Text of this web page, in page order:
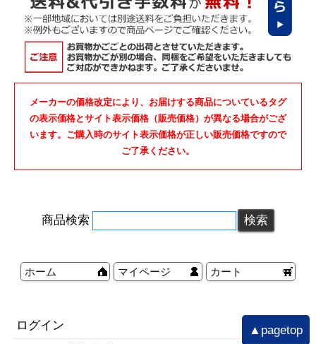
メーカーの価格改定により、お届けする商品についているタグ
の表示価格とサイト表示価格（販売価格）が異なる場合がござ
います。ご購入時のサイト表示価格が正しい販売価格ですので
ご了承ください。
商品検索
ホーム マイページ カート
ログイン
▲pagetop